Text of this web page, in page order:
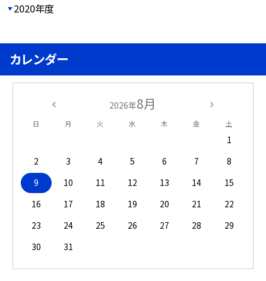
2020年度
カレンダー
2026年8月
日 月 火 水 木 金 土
1
2
3 4 5 6 7
8
9
10 11 12 13 14
15
16
17 18 19 20 21
22
23
24 25 26 27 28
29
30
31